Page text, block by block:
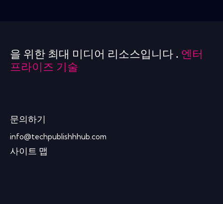
을 위한 최대 미디어 리소스입니다 . 엔터
프라이즈 기술
문의하기
info@techpublishhhub.com
사이트 맵